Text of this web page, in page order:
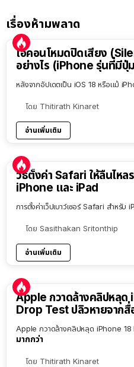
เรื่องห้ามพลาด
ไอคอนโหมดปิดเสียง
อย่างไร (iPhone รุ่นที่มี
หลังจากอัปเดตเป็น iOS 18 หรือแม้
โดย Thitirath Kinaret
อ่านเพิ่มเติม
วิธีตั้งค่า Safari ให้ลื่นไหล
iPhone และ iPad
การตั้งค่าเว็ปเบาว์เซอร์ Safari สำหรั
โดย Sasithakan Sritonthip
อ่านเพิ่มเติม
Apple กวาดล้างคลิปหลุด
Drop Test ปลิวหายจากสื่
Apple กวาดล้างคลิปหลุด iPhone
มากกว่า
โดย Thitirath Kinaret